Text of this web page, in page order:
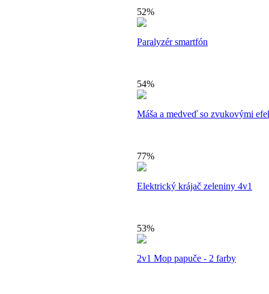
52%
Paralyzér smartfón
54%
Máša a medveď so zvukovými
77%
Elektrický krájač zeleniny 4v1
53%
2v1 Mop papuče - 2 farby